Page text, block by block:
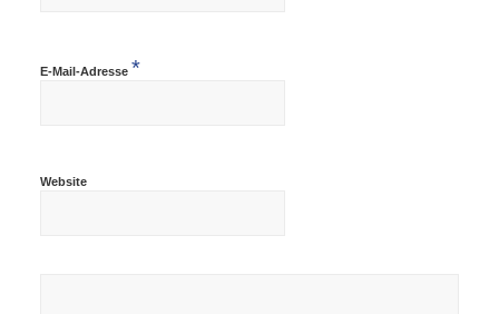
E-Mail-Adresse *
Website